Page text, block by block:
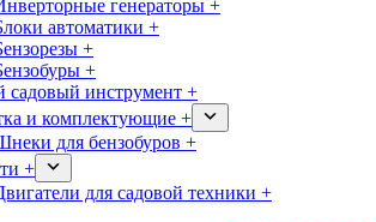
генераторы +
автоматики +
+
+
садовый инструмент +
и комплектующие +
для бензобуров +
+
для садовой техники +